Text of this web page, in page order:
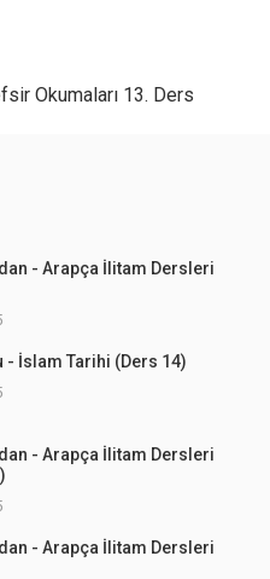
Okumaları 13. Ders
- Arapça İlitam Dersleri
- İslam Tarihi (Ders 14)
- Arapça İlitam Dersleri
- Arapça İlitam Dersleri